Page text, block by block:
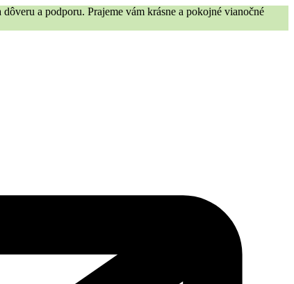
a podporu. Prajeme vám krásne a pokojné vianočné